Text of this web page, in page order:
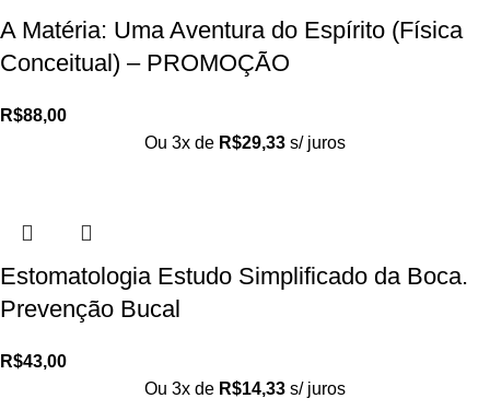
A Matéria: Uma Aventura do Espírito (Física
Conceitual) – PROMOÇÃO
R$88,00
Ou 3x de R$29,33 s/ juros
Estomatologia Estudo Simplificado da Boca.
Prevenção Bucal
R$43,00
Ou 3x de R$14,33 s/ juros